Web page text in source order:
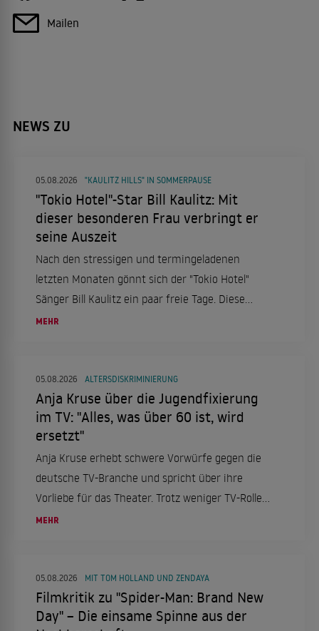
Mailen
NEWS ZU
05.08.2026 "KAULITZ HILLS" IN SOMMERPAUSE
"Tokio Hotel"-Star Bill Kaulitz: Mit
dieser besonderen Frau verbringt er
seine Auszeit
Nach den stressigen und termingeladenen
letzten Monaten gönnt sich der "Tokio Hotel"
Sänger Bill Kaulitz ein paar freie Tage. Diese
verbringt er in Italien, genauer gesagt in Rom.
MEHR
05.08.2026 ALTERSDISKRIMINIERUNG
Anja Kruse über die Jugendfixierung
im TV: "Alles, was über 60 ist, wird
ersetzt"
Anja Kruse erhebt schwere Vorwürfe gegen die
deutsche TV-Branche und spricht über ihre
Vorliebe für das Theater. Trotz weniger TV-Rollen
bleibt sie aktiv und engagiert.
MEHR
05.08.2026 MIT TOM HOLLAND UND ZENDAYA
Filmkritik zu "Spider-Man: Brand New
Day" – Die einsame Spinne aus der